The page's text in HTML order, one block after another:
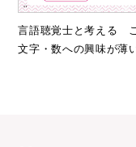
言語聴覚士と考える
文字・数への興味が薄